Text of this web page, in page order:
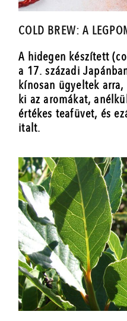
COLD BREW: A
A hidegen készített
a 17. századi
kínosan ügyeltek
ki az aromákat,
értékes teafüvet, és
italt.